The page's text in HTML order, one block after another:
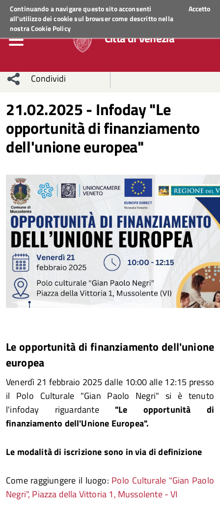
Continuando a navigare questo sito acconsenti
all'utilizzo dei cookie sul browser come descritto nella
nostraCookie Policy
Accetto
Regione Veneto ACCEDI AI SERVIZI
Città di Venezia
Condividi
sui social
network
Condividi
Condividi
su
Facebook
Condividi
su
Twitter
Condividi
su
Facebook
Condividi
su
Whatsapp
21.02.2025 - Infoday "Le
opportunità di finanziamento
dell'unione europea"
Le opportunità di finanziamento dell'unione
europea
Venerdì 21 febbraio 2025 dalle 10:00 alle 12:15 presso
il Polo Culturale "Gian Paolo Negri" si è tenuto
l'infoday riguardante "Le opportunità di
finanziamento dell'Unione Europea".
Le modalità di iscrizione sono in via di definizione
Come raggiungere il luogo: Polo Culturale "Gian Paolo
Negri", Piazza della Vittoria 1, Mussolente - VI